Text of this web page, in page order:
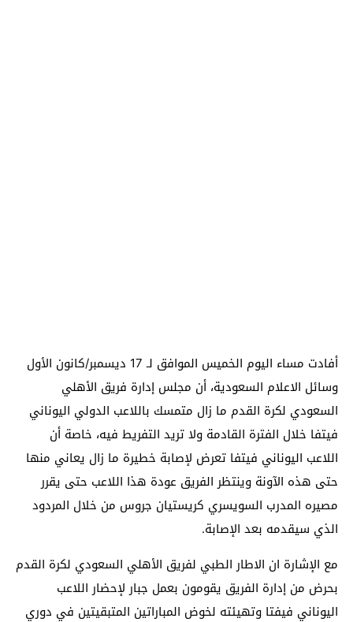
أفادت مساء اليوم الخميس الموافق لـ 17 ديسمبر/كانون الأول
وسائل الاعلام السعودية، أن مجلس إدارة فريق الأهلي
السعودي لكرة القدم ما زال متمسك باللاعب الدولي اليوناني
فيتفا خلال الفترة القادمة ولا تريد التفريط فيه، خاصة أن
اللاعب اليوناني فيتفا تعرض لإصابة خطيرة ما زال يعاني منها
حتى هذه الآونة وينتظر الفريق عودة هذا اللاعب حتى يقرر
مصيره المدرب السويسري كريستيان جروس من خلال المردود
الذي سيقدمه بعد الإصابة.
مع الإشارة ان الاطار الطبي لفريق الأهلي السعودي لكرة القدم
بحرض من إدارة الفريق يقومون بعمل جبار لإحضار اللاعب
اليوناني فيفتا وتهيئته لخوض المباراتين المتبقيتين في دوري